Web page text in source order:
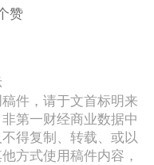
赞
件，请于文首标明来
第一财经商业数据中
得复制、转载、或以
方式使用稿件内容，